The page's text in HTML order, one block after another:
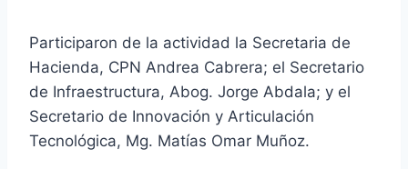
Participaron de la actividad la Secretaria de
Hacienda, CPN Andrea Cabrera; el Secretario
de Infraestructura, Abog. Jorge Abdala; y el
Secretario de Innovación y Articulación
Tecnológica, Mg. Matías Omar Muñoz.